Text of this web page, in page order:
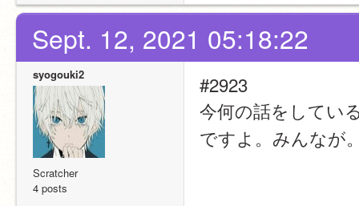
Sept. 12, 2021 05:18:22
syogouki2
Scratcher
4 posts
#2923
今何の話をしてい
ですよ。みんなが